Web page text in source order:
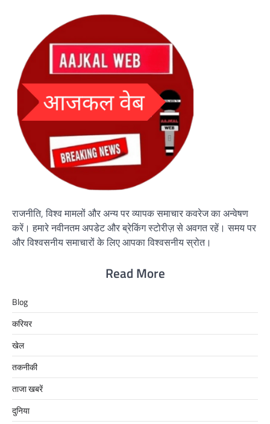
राजनीति, विश्व मामलों और अन्य पर व्यापक समाचार कवरेज का अन्वेषण
करें। हमारे नवीनतम अपडेट और ब्रेकिंग स्टोरीज़ से अवगत रहें। समय पर
और विश्वसनीय समाचारों के लिए आपका विश्वसनीय स्रोत।
Read More
Blog
करियर
खेल
तकनीकी
ताजा खबरें
दुनिया